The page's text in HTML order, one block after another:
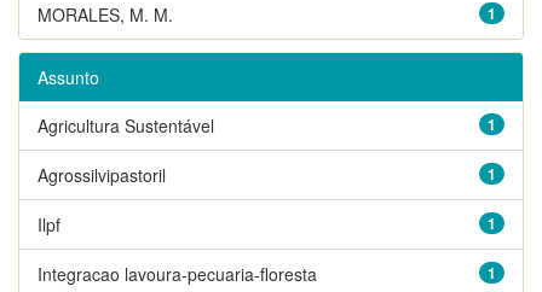
1
MORALES, M. M.
Assunto
1
Agricultura Sustentável
1
Agrossilvipastoril
1
Ilpf
1
Integracao lavoura-pecuaria-floresta